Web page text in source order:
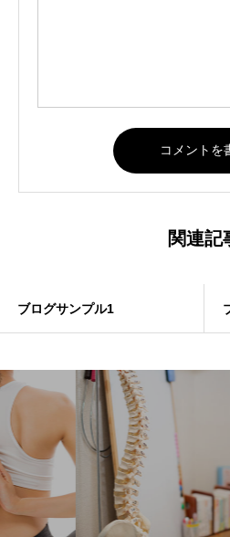
関連記
ブログサンプル1